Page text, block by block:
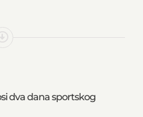
dva dana sportskog